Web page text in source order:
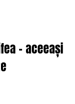
– aceeași